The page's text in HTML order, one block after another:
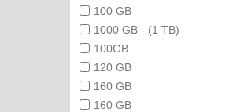
100 GB
1000 GB - (1 TB)
100GB
120 GB
160 GB
160 GB